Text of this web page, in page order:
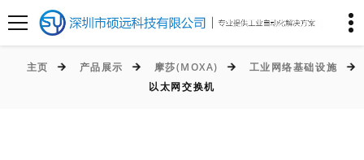
主页 产品展示 摩莎(MOXA) 工业网络基础设施
以太网交换机